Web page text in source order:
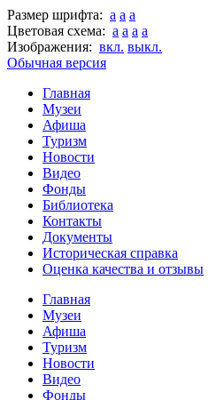
Размер шрифта: a a a
Цветовая схема: a a a a
Изображения: вкл. выкл.
Обычная версия
Главная
Музеи
Афиша
Туризм
Новости
Видео
Фонды
Библиотека
Контакты
Документы
Историческая справка
Оценка качества и отзывы
Главная
Музеи
Афиша
Туризм
Новости
Видео
Фонды